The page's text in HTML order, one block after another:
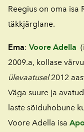
Reegius on oma isa
täkkjärglane.
Ema: Voore Adella
2009.a, kollase
ülevaatusel2012
Väga suure ja
laste sõiduhobune
Voore Adella isa